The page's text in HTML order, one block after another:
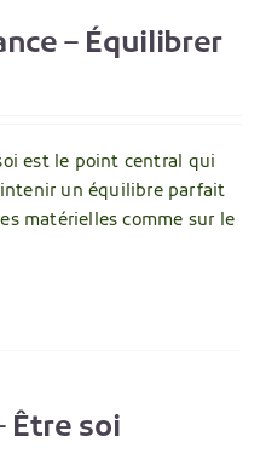
– Équilibrer
est le point central qui
un équilibre parfait
matérielles comme sur le
Être soi